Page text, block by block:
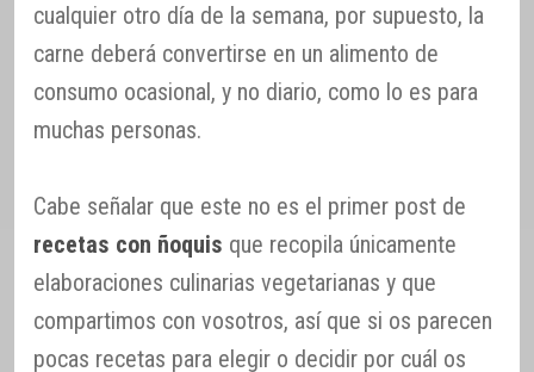
cualquier otro día de la semana, por supuesto, la
carne deberá convertirse en un alimento de
consumo ocasional, y no diario, como lo es para
muchas personas.
Cabe señalar que este no es el primer post de
recetas con ñoquis que recopila únicamente
elaboraciones culinarias vegetarianas y que
compartimos con vosotros, así que si os parecen
pocas recetas para elegir o decidir por cuál os